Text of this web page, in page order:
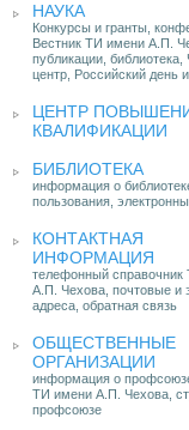
НАУКА
Конкурсы и гранты,
Вестник ТИ имени А.П.
публикации, библиотека,
центр, Российский день
ЦЕНТР
КВАЛИФИКАЦИИ
БИБЛИОТЕКА
информация о
пользования,
КОНТАКТНАЯ
ИНФОРМАЦИЯ
телефонный
А.П. Чехова, почтовые и
адреса, обратная связь
ОБЩЕСТВЕННЫЕ
ОРГАНИЗАЦИИ
информация о
ТИ имени А.П. Чехова,
профсоюзе